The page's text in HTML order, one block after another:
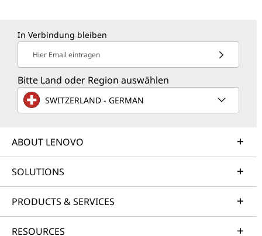
In Verbindung bleiben
Hier Email eintragen
Bitte Land oder Region auswählen
SWITZERLAND - GERMAN
ABOUT LENOVO
SOLUTIONS
PRODUCTS & SERVICES
RESOURCES